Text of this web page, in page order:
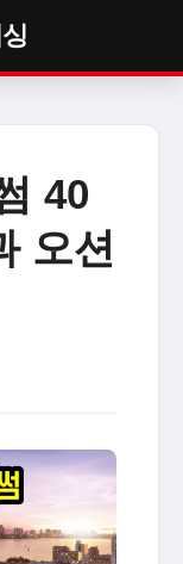
40
오션